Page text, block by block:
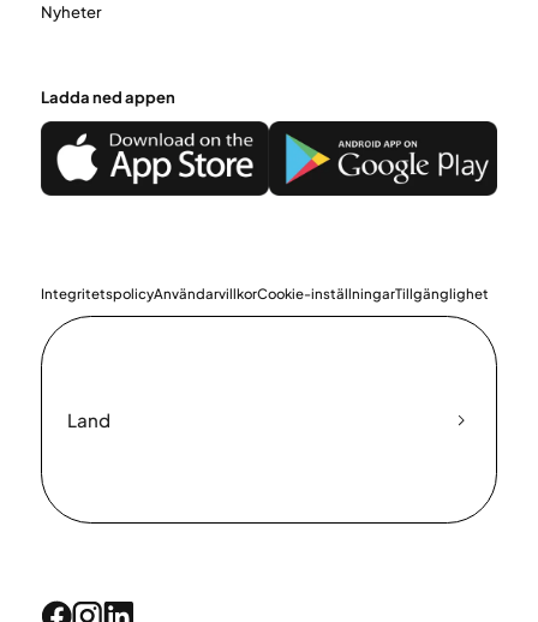
Nyheter
Ladda ned appen
IntegritetspolicyAnvändarvillkorCookie-inställningarTillgänglighet
Land